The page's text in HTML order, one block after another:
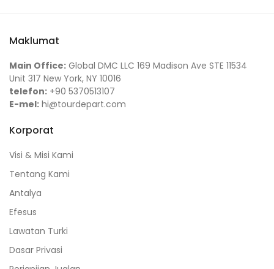
Maklumat
Main Office: Global DMC LLC 169 Madison Ave STE 11534
Unit 317 New York, NY 10016
telefon: +90 5370513107
E-mel: hi@tourdepart.com
Korporat
Visi & Misi Kami
Tentang Kami
Antalya
Efesus
Lawatan Turki
Dasar Privasi